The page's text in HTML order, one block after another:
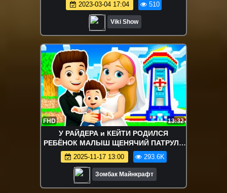
2023-03-04 17:04 510
Viki Show
FHD 13:32
У РАЙДЕРА и КЕЙТИ РОДИЛСЯ
РЕБЁНОК МАЛЫШ ЩЕНЯЧИЙ ПАТРУЛЬ
В МАЙНКРАФТ МУЛЬТИК
2025-11-17 13:00 293.6K
Зомбак Майнкрафт